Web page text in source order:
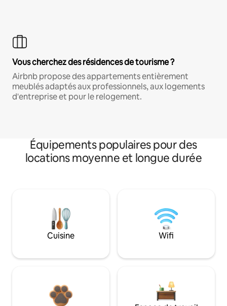
Vous cherchez des résidences de tourisme ?
Airbnb propose des appartements entièrement
meublés adaptés aux professionnels, aux logements
d'entreprise et pour le relogement.
Équipements populaires pour des
locations moyenne et longue durée
Cuisine Wifi